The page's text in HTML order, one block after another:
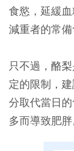
食慾，延緩
減重者的常備
只不過，酪
定的限制，
分取代當日
多而導致肥胖